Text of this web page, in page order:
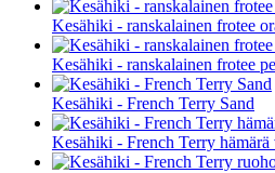
Kesähiki - ranskalainen frotee
Kesähiki - ranskalainen frotee
Kesähiki - French Terry Sand
Kesähiki - French Terry hämärä